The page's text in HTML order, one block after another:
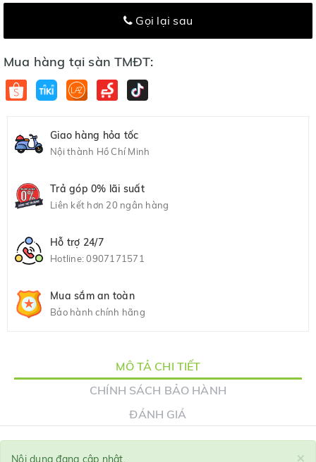
Gọi lại sau
Mua hàng tại sàn TMĐT:
Giao hàng hỏa tốc
Nội thành Hồ Chí Minh
Trả góp 0% lãi suất
Liên kết hơn 20 ngân hàng
Hỗ trợ 24/7
Hotline:0907171571
Mua sắm an toàn
Bảo hành chính hãng
MÔ TẢ CHI TIẾT
CHÍNH SÁCH BẢO HÀNH
ĐÁNH GIÁ
×
Nội dung đang cập nhật.